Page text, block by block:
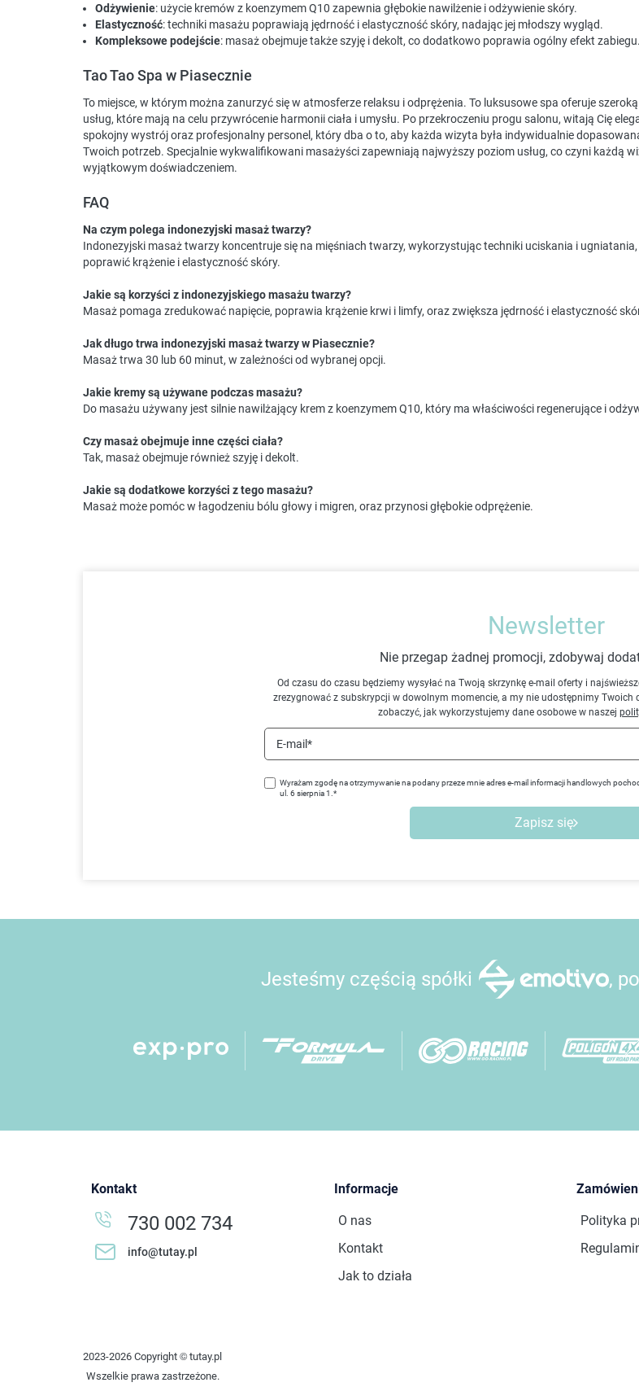
Odżywienie: użycie kremów z koenzymem Q10 zapewnia głębokie nawilżenie i odżywienie skóry.
Elastyczność: techniki masażu poprawiają jędrność i elastyczność skóry, nadając jej młodszy wygląd.
Kompleksowe podejście: masaż obejmuje także szyję i dekolt, co dodatkowo poprawia ogólny efekt zabiegu.
Tao Tao Spa w Piasecznie
To miejsce, w którym można zanurzyć się w atmosferze relaksu i odprężenia. To luksusowe spa oferuje
usług, które mają na celu przywrócenie harmonii ciała i umysłu. Po przekroczeniu progu salonu, witają Cię
spokojny wystrój oraz profesjonalny personel, który dba o to, aby każda wizyta była indywidualnie
Twoich potrzeb. Specjalnie wykwalifikowani masażyści zapewniają najwyższy poziom usług, co czyni każdą
wyjątkowym doświadczeniem.
FAQ
Na czym polega indonezyjski masaż twarzy?
Indonezyjski masaż twarzy koncentruje się na mięśniach twarzy, wykorzystując techniki uciskania i
poprawić krążenie i elastyczność skóry.
Jakie są korzyści z indonezyjskiego masażu twarzy?
Masaż pomaga zredukować napięcie, poprawia krążenie krwi i limfy, oraz zwiększa jędrność i elastyczność
Jak długo trwa indonezyjski masaż twarzy w Piasecznie?
Masaż trwa 30 lub 60 minut, w zależności od wybranej opcji.
Jakie kremy są używane podczas masażu?
Do masażu używany jest silnie nawilżający krem z koenzymem Q10, który ma właściwości regenerujące i
Czy masaż obejmuje inne części ciała?
Tak, masaż obejmuje również szyję i dekolt.
Jakie są dodatkowe korzyści z tego masażu?
Masaż może pomóc w łagodzeniu bólu głowy i migren, oraz przynosi głębokie odprężenie.
Newsletter
Nie przegap żadnej promocji, zdobywaj
Od czasu do czasu będziemy wysyłać na Twoją skrzynkę e-mail oferty i
zrezygnować z subskrypcji w dowolnym momencie, a my nie udostępnimy
zobaczyć, jak wykorzystujemy dane osobowe w naszej
E-mail*
Wyrażam zgodę na otrzymywanie na podany przeze mnie adres e-mail informacji handlowych
ul. 6 sierpnia 1.*
Zapisz się
Jesteśmy częścią spółki ,
Kontakt
730 002 734
info@tutay.pl
Informacje
O nas
Kontakt
Jak to działa
Polityka
2023-2026 Copyright © tutay.pl
Wszelkie prawa zastrzeżone.